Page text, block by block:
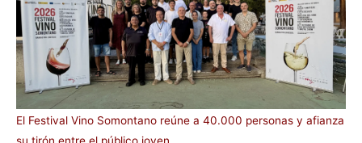
El Festival Vino Somontano reúne a 40.000 personas y afianza
su tirón entre el público joven